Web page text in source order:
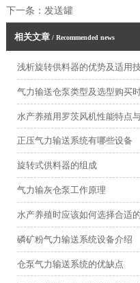
下一条： 发送罐
相关文章/ Recommended news
浅析旋转供料器的优势及适用
气力输送仓泵类型及选型购买
水产养殖用罗茨风机性能特点
正压气力输送系统有哪些设备
旋转式供料器的组成
气力输灰仓泵工作原理
水产养殖时应该如何选择合适
磷矿粉气力输送系统设备介绍
仓泵气力输送系统的优缺点